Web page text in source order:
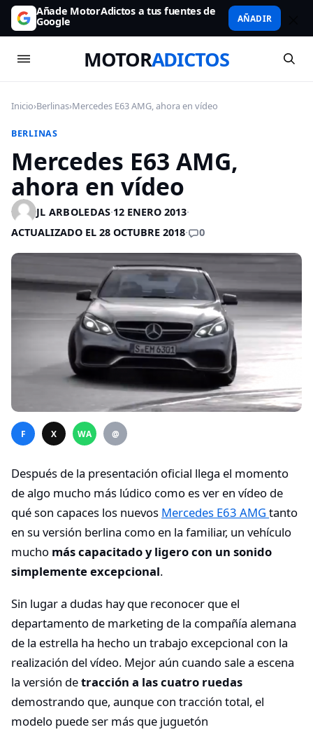
Añade MotorAdictos a tus fuentes de
Google AÑADIR
MOTORADICTOS
Inicio›Berlinas›Mercedes E63 AMG, ahora en vídeo
BERLINAS
Mercedes E63 AMG,
ahora en vídeo
JL ARBOLEDAS·12 ENERO 2013·
ACTUALIZADO EL 28 OCTUBRE 2018· 0
F X WA @
Después de la presentación oficial llega el momento
de algo mucho más lúdico como es ver en vídeo de
qué son capaces los nuevos Mercedes E63 AMG tanto
en su versión berlina como en la familiar, un vehículo
mucho más capacitado y ligero con un sonido
simplemente excepcional.
Sin lugar a dudas hay que reconocer que el
departamento de marketing de la compañía alemana
de la estrella ha hecho un trabajo excepcional con la
realización del vídeo. Mejor aún cuando sale a escena
la versión detracción a las cuatro ruedas
demostrando que, aunque con tracción total, el
modelo puede ser más que juguetón